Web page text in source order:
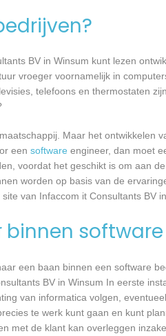
BV in Winsum kunt lezen
vroeger voornamelijk in
telefoons en thermostaten
Maar het ontwikkelen
een software engineer, dan moet
voordat het geschikt is om aan
worden op basis van de
van Infaccom it Consultants BV
binnen
een baan binnen een software
BV in Winsum In eerste
van informatica volgen,
te werk kunt gaan en kunt
met de klant kan overleggen